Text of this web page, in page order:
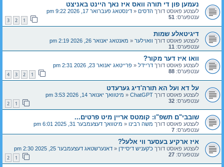
נעמען פון די תורה וואס איז נאך היינט באניצט
לעצטע פאוסט דורך הדסים « דינסטאג פעברואר 17, 2026 9:22 pm
ענטפערס: 51
1
2
3
דיגיטאלע שמות
לעצטע פאוסט דורך וואוילער « מאנטאג יאנואר 26, 2026 2:19 pm
ענטפערס: 11
וואו איז דער מקור?
לעצטע פאוסט דורך דריידל « פרייטאג יאנואר 23, 2026 2:31 pm
ענטפערס: 88
1
2
3
4
על דא ועל הא תורה'דיג גערעדט
לעצטע פאוסט דורך ChatGPT
« מיטוואך יאנואר 14, 2026 3:53 pm
ענטפערס: 32
1
2
שובבי"ם תשפ"ו: קומטס אריין מיט פרטים...
לעצטע פאוסט דורך משה רבינו « מיטוואך דעצעמבער 31, 2025 6:01 pm
ענטפערס: 7
איז ארקיע בעסער ווי אלעל?
לעצטע פאוסט דורך כ'קעניש דיסיידן « דאנערשטאג דעצעמבער 25, 2025 2:30 pm
ענטפערס: 27
1
2